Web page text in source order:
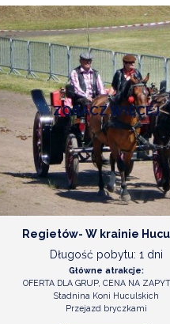
ZOBACZWIĘCEJ
Regietów- W krainie
Długość pobytu: 1 dni
Główne atrakcje:
OFERTA DLA GRUP, CENA NA
Stadnina Koni Huculskich
Przejazd bryczkami